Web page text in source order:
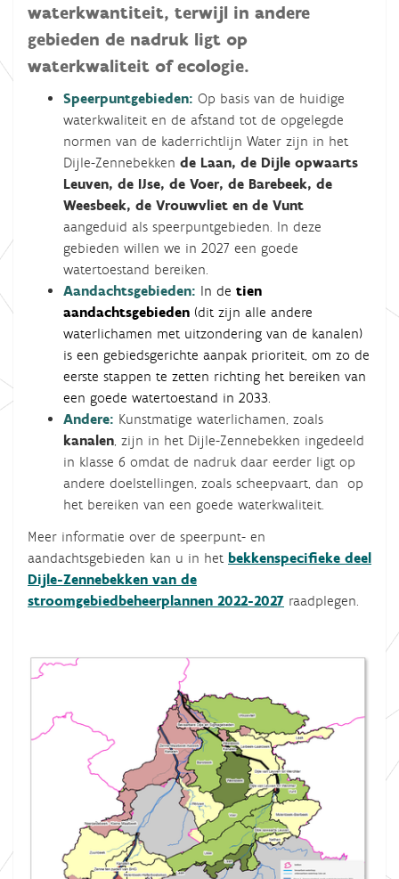
waterkwantiteit, terwijl in andere
gebieden de nadruk ligt op
waterkwaliteit of ecologie.
Speerpuntgebieden: Op basis van de huidige
waterkwaliteit en de afstand tot de opgelegde
normen van de kaderrichtlijn Water zijn in het
Dijle-Zennebekken de Laan, de Dijle opwaarts
Leuven, de IJse, de Voer, de Barebeek, de
Weesbeek, de Vrouwvliet en de Vunt
aangeduid als speerpuntgebieden. In deze
gebieden willen we in 2027 een goede
watertoestand bereiken.
Aandachtsgebieden: In de tien
aandachtsgebieden (dit zijn alle andere
waterlichamen met uitzondering van de kanalen)
is een gebiedsgerichte aanpak prioriteit, om zo de
eerste stappen te zetten richting het bereiken van
een goede watertoestand in 2033.
Andere: Kunstmatige waterlichamen, zoals
kanalen , zijn in het Dijle-Zennebekken ingedeeld
in klasse 6 omdat de nadruk daar eerder ligt op
andere doelstellingen, zoals scheepvaart, dan op
het bereiken van een goede waterkwaliteit.
Meer informatie over de speerpunt- en
aandachtsgebieden kan u in het bekkenspecifieke deel
Dijle-Zennebekken van de
stroomgebiedbeheerplannen 2022-2027 raadplegen.